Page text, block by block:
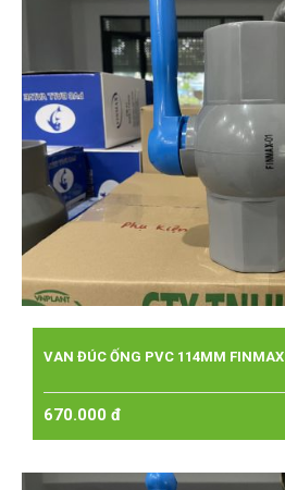
VAN ĐÚC ỐNG PVC 114MM FINMAX
670.000 đ